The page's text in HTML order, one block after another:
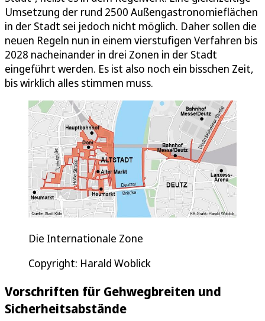
Umsetzung der rund 2500 Außengastronomieflächen
in der Stadt sei jedoch nicht möglich. Daher sollen die
neuen Regeln nun in einem vierstufigen Verfahren bis
2028 nacheinander in drei Zonen in der Stadt
eingeführt werden. Es ist also noch ein bisschen Zeit,
bis wirklich alles stimmen muss.
Die Internationale Zone
Copyright: Harald Woblick
Vorschriften für Gehwegbreiten und
Sicherheitsabstände